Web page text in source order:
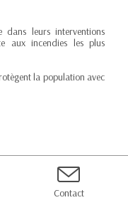
leurs interventions
aux incendies les plus
la population avec
Contact